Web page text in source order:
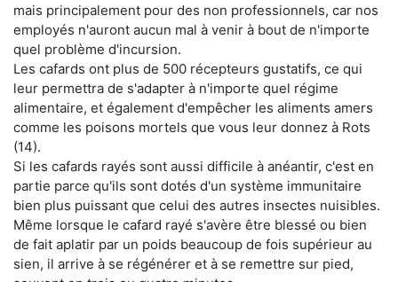
mais principalement pour des non professionnels, car nos
employés n'auront aucun mal à venir à bout de n'importe
quel problème d'incursion.
Les cafards ont plus de 500 récepteurs gustatifs, ce qui
leur permettra de s'adapter à n'importe quel régime
alimentaire, et également d'empêcher les aliments amers
comme les poisons mortels que vous leur donnez à Rots
(14).
Si les cafards rayés sont aussi difficile à anéantir, c'est en
partie parce qu'ils sont dotés d'un système immunitaire
bien plus puissant que celui des autres insectes nuisibles.
Même lorsque le cafard rayé s'avère être blessé ou bien
de fait aplatir par un poids beaucoup de fois supérieur au
sien, il arrive à se régénérer et à se remettre sur pied,